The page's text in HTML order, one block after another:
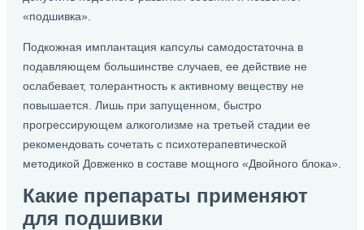
«подшивка».
Подкожная имплантация капсулы самодостаточна в
подавляющем большинстве случаев, ее действие не
ослабевает, толерантность к активному веществу не
повышается. Лишь при запущенном, быстро
прогрессирующем алкоголизме на третьей стадии ее
рекомендовать сочетать с психотерапевтической
методикой Довженко в составе мощного «Двойного блока».
Какие препараты применяют
для подшивки